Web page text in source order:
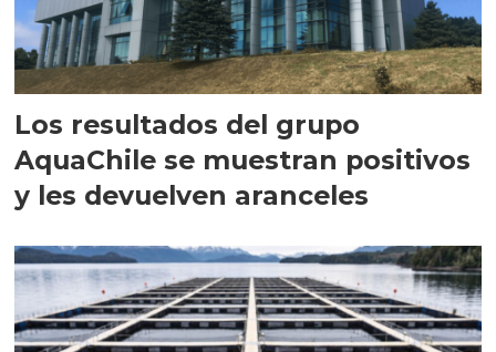
Los resultados del grupo
AquaChile se muestran positivos
y les devuelven aranceles